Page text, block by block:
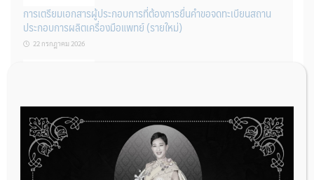
การเตรียมเอกสารผู้ประกอบการที่ต้องการยื่นคำขอจดทะเบียนสถาน
ประกอบการผลิตเครื่องมือแพทย์ (รายใหม่)
22 กรกฎาคม 2026
ผู้ประกอบการผลิต และ นักวิจัย ที่ต้องการขึ้นทะเบียนเครื่องมือแพทย์
ต้องทำอย่างไรบ้าง
22 กรกฎาคม 2026